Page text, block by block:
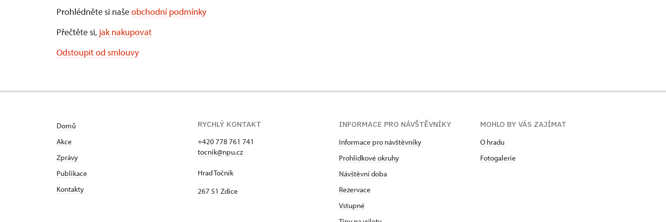
Prohlédněte si našeobchodní podmínky
Přečtěte si, jak nakupovat
Odstoupit od smlouvy
Domů
Akce
Zprávy
Publikace
Kontakty
RYCHLÝ KONTAKT
+420 778 761 741
tocnik@npu.cz
Hrad Točník
267 51 Zdice
INFORMACE PRO NÁVŠTĚVNÍKY
Informace pro návštěvníky
Prohlídkové okruhy
Návštěvní doba
Rezervace
Vstupné
MOHLO BY VÁS ZAJÍMAT
O hradu
Fotogalerie